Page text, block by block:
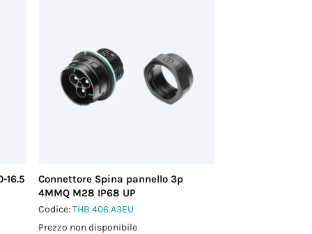
16.5
Connettore Spina pannello 3p
4MMQ M28 IP68 UP
Codice:THB.406.A3EU
Prezzo non disponibile